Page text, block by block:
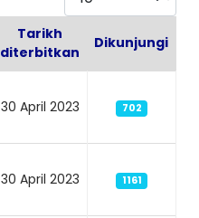
Tarikh
diterbitkan
Dikunjungi
30 April 2023 702
30 April 2023 1161